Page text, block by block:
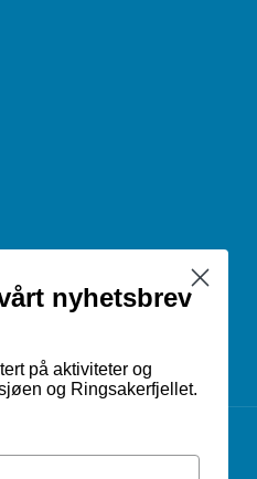
nyhetsbrev
på aktiviteter og
og Ringsakerfjellet.